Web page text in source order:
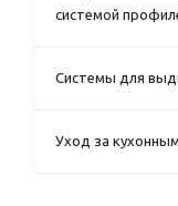
системой
Системы для
Уход за